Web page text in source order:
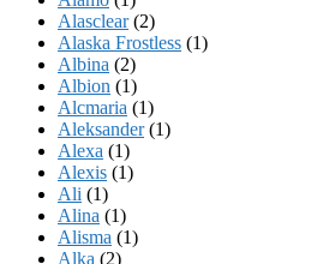
Alasclear(2)
Alaska Frostless (1)
Albina (2)
Albion (1)
Alcmaria (1)
Aleksander(1)
Alexa (1)
Alexis (1)
Ali (1)
Alina (1)
Alisma (1)
Alka (2)